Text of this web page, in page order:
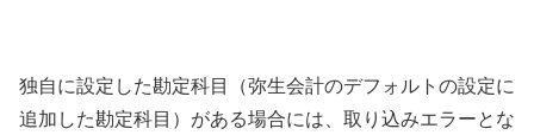
独自に設定した勘定科目（弥生会計のデフォルトの設定に
追加した勘定科目）がある場合には、取り込みエラーとな